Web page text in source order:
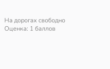
На дорогах свободно
Оценка: 1 баллов